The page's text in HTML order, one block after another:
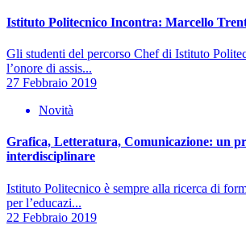
Istituto Politecnico Incontra: Marcello
Gli studenti del percorso Chef di Istituto
l’onore di assis...
27 Febbraio 2019
Novità
Grafica, Letteratura, Comunicazione: un
interdisciplinare
Istituto Politecnico è sempre alla ricerca di
per l’educazi...
22 Febbraio 2019